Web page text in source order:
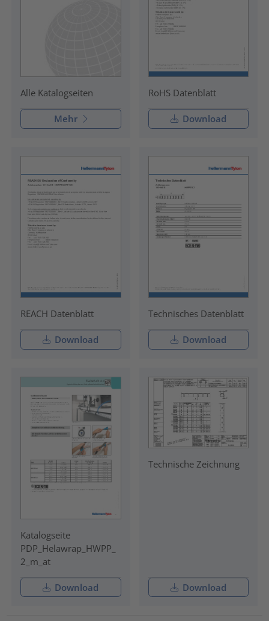
Alle Katalogseiten
Mehr
RoHS Datenblatt
Download
REACH Datenblatt
Download
Technisches Datenblatt
Download
Katalogseite
PDP_Helawrap_HWPP_
2_m_at
Download
Technische Zeichnung
Download